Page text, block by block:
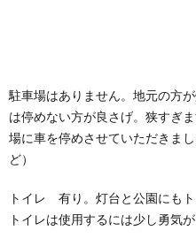
駐車場はありません。地元の方
は停めない方が良さげ。狭すぎ
場に車を停めさせていただきま
ど）
トイレ 有り。灯台と公園にも
トイレは使用するには少し勇気